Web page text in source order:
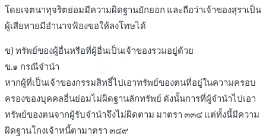
โดยเจตนาทุจริตย่อมมีความผิดฐานยักยอก และถือว่าเจ้าของสุราเป็น
ผู้เสียหายมีอำนาจฟ้องขอให้ลงโทษได้
ข) ทรัพย์ของผู้อื่นหรือที่ผู้อื่นเป็นเจ้าของรวมอยู่ด้วย
ข.๑ กรณีจำนำ
หากผู้ที่เป็นเจ้าของกรรมสิทธิ์ไปเอาทรัพย์ของตนที่อยู่ในความครอบ
ครองของบุคคลอื่นย่อมไม่ผิดฐานลักทรัพย์ ดังนั้นการที่ผู้จำนำไปเอา
ทรัพย์ของตนจากผู้รับจำนำจึงไม่ผิดตาม มาตรา ๓๓๔ แต่ทั้งนี้มีความ
ผิดฐานโกงเจ้าหนี้ตามาตรา ๓๔๙